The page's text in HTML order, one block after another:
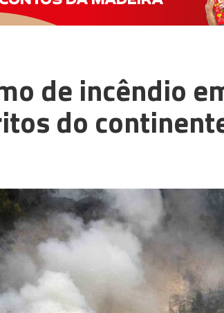
de incêndio
do